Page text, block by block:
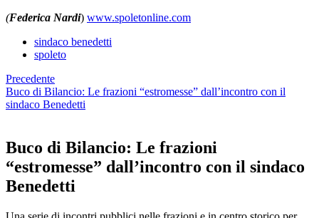
(Federica Nardi) www.spoletonline.com
sindaco benedetti
spoleto
Precedente
Buco di Bilancio: Le frazioni “estromesse” dall’incontro con il
sindaco Benedetti
Buco di Bilancio: Le frazioni
“estromesse” dall’incontro con il sindaco
Benedetti